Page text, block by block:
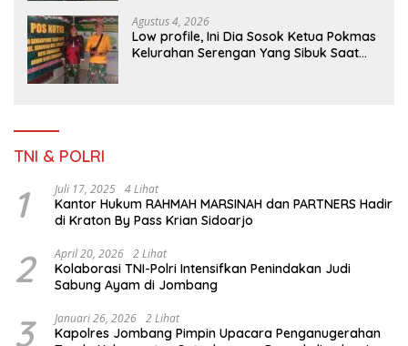
Agustus 4, 2026
Low profile, Ini Dia Sosok Ketua Pokmas
Kelurahan Serengan Yang Sibuk Saat
TNI & POLRI
1 Juli 17, 2025 4 Lihat
Kantor Hukum RAHMAH MARSINAH dan PARTNERS Hadir
di Kraton By Pass Krian Sidoarjo
2 April 20, 2026 2 Lihat
Kolaborasi TNI-Polri Intensifkan Penindakan Judi
Sabung Ayam di Jombang
3 Januari 26, 2026 2 Lihat
Kapolres Jombang Pimpin Upacara Penganugerahan